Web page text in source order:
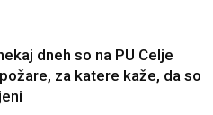
dneh so na PU Celje
za katere kaže, da so